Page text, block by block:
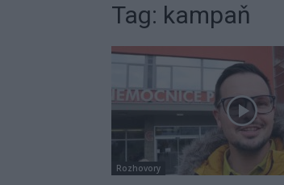
Tag: kampaň
Rozhovory